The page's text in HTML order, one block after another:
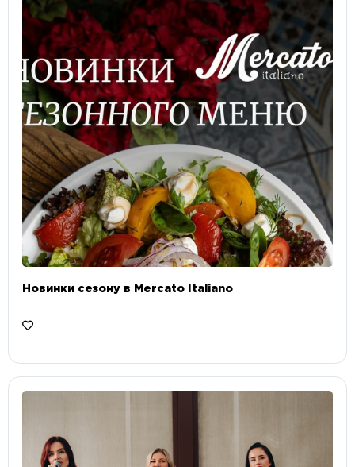
Новинки сезону в Mercato Italiano